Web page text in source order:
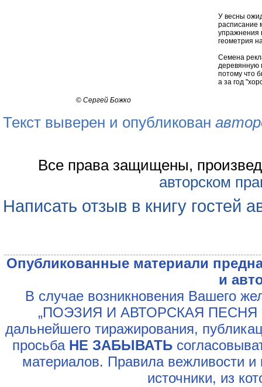
У весны
расписание
упражнения
геометрия
Семена
деревянную
потому что
а за год
© Сергей Божко
Текст выверен и опубликован
Все права защищены,
авторском
Написать отзыв в книгу гостей
Опубликованные материали
и
В случае возникновения Вашего
„ПОЭЗИЯ И АВТОРСКАЯ ПЕСНЯ
дальнейшего тиражирования,
просьба НЕ ЗАБЫВАТЬ
материалов. Правила вежливости и
источники, из